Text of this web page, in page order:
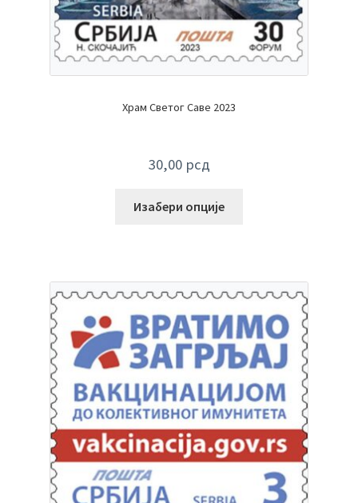
Храм Светог Саве 2023
30,00 рсд
Изабери опције